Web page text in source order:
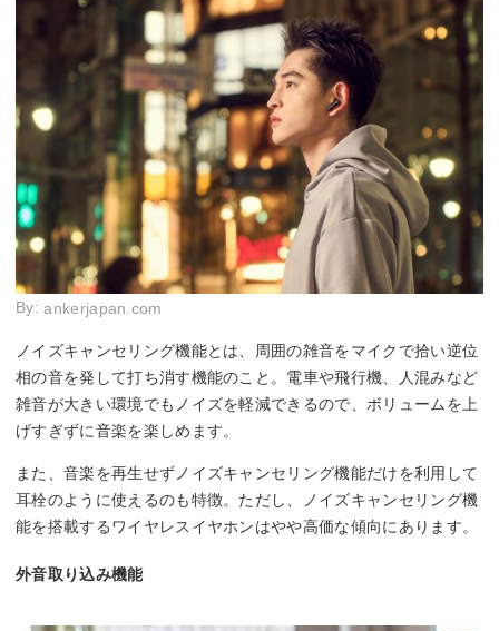
By:ankerjapan.com
ノイズキャンセリング機能とは、周囲の雑音をマイクで拾い逆位
相の音を発して打ち消す機能のこと。電車や飛行機、人混みなど
雑音が大きい環境でもノイズを軽減できるので、ボリュームを上
げすぎずに音楽を楽しめます。
また、音楽を再生せずノイズキャンセリング機能だけを利用して
耳栓のように使えるのも特徴。ただし、ノイズキャンセリング機
能を搭載するワイヤレスイヤホンはやや高価な傾向にあります。
外音取り込み機能